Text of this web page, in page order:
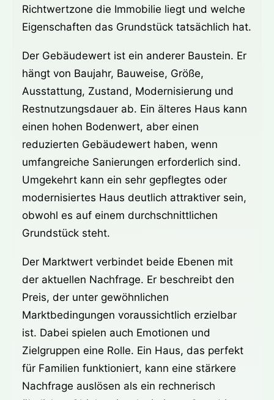
Richtwertzone die Immobilie liegt und welche
Eigenschaften das Grundstück tatsächlich hat.
Der Gebäudewert ist ein anderer Baustein. Er
hängt von Baujahr, Bauweise, Größe,
Ausstattung, Zustand, Modernisierung und
Restnutzungsdauer ab. Ein älteres Haus kann
einen hohen Bodenwert, aber einen
reduzierten Gebäudewert haben, wenn
umfangreiche Sanierungen erforderlich sind.
Umgekehrt kann ein sehr gepflegtes oder
modernisiertes Haus deutlich attraktiver sein,
obwohl es auf einem durchschnittlichen
Grundstück steht.
Der Marktwert verbindet beide Ebenen mit
der aktuellen Nachfrage. Er beschreibt den
Preis, der unter gewöhnlichen
Marktbedingungen voraussichtlich erzielbar
ist. Dabei spielen auch Emotionen und
Zielgruppen eine Rolle. Ein Haus, das perfekt
für Familien funktioniert, kann eine stärkere
Nachfrage auslösen als ein rechnerisch